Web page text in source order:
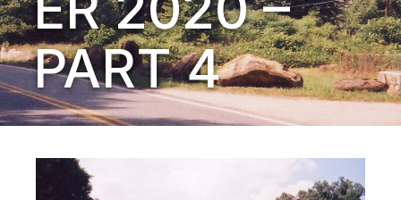
PART 4